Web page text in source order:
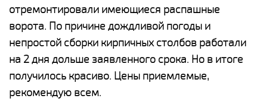
отремонтировали имеющиеся распашные
ворота. По причине дождливой погоды и
непростой сборки кирпичных столбов работали
на 2 дня дольше заявленного срока. Но в итоге
получилось красиво. Цены приемлемые,
рекомендую всем.